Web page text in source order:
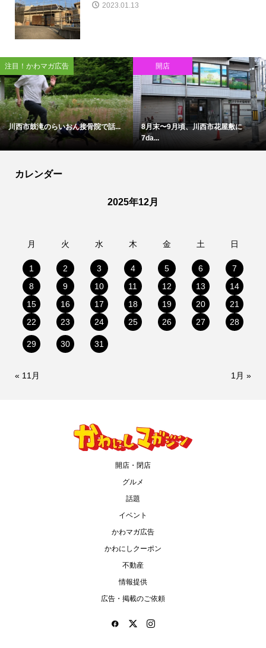
2023.01.13
注目！かわマガ広告
川西市鼓滝のらいおん接骨院で話...
開店
8月末〜9月頃、川西市花屋敷に
7da...
カレンダー
2025年12月
月 火 水 木 金 土 日
1 2 3 4 5 6
7
8
9 10 11 12 13
14
15
16 17 18 19 20
21
22
23 24 25 26 27 28
29 30 31
« 11月 1月 »
開店・閉店
グルメ
話題
イベント
かわマガ広告
かわにしクーポン
不動産
情報提供
広告・掲載のご依頼